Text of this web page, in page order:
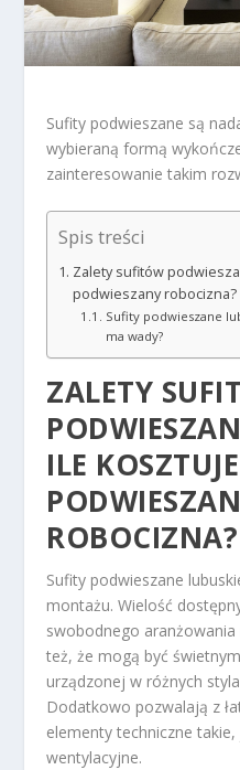
Sufity podwieszane są
wybieraną formą
zainteresowanie takim
Spis treści
Zalety sufitów
podwieszany robocizna?
Sufity podwieszane
ma wady?
ZALETY
ILE
ROBOCIZNA?
Sufity podwieszane
montażu. Wielość
swobodnego
też, że mogą być
urządzonej w różnych
Dodatkowo pozwalają z
elementy techniczne
wentylacyjne.